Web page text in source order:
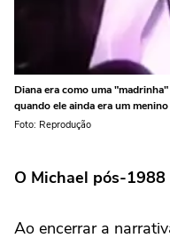
Diana era como uma
quando ele ainda era um
Foto: Reprodução
O Michael pós-1988
Ao encerrar a